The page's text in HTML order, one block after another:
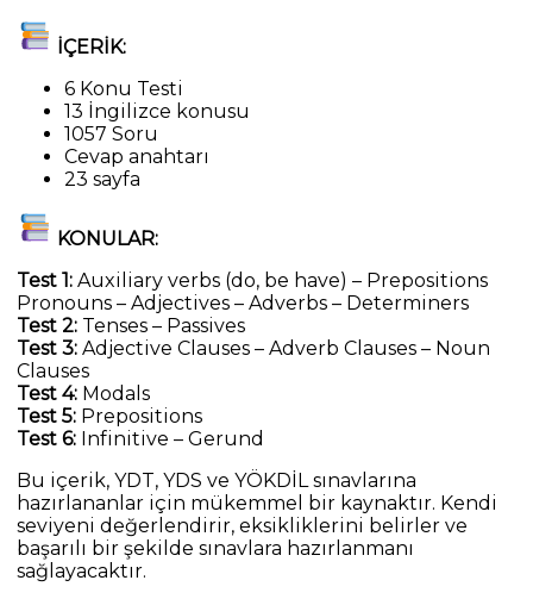
İÇERİK:
6 Konu Testi
13 İngilizce konusu
1057 Soru
Cevap anahtarı
23 sayfa
KONULAR:
Test 1:Auxiliary verbs (do, be have) – Prepositions
Pronouns – Adjectives – Adverbs – Determiners
Test 2: Tenses – Passives
Test 3:Adjective Clauses – Adverb Clauses – Noun
Clauses
Test 4: Modals
Test 5: Prepositions
Test 6: Infinitive – Gerund
Bu içerik, YDT, YDS ve YÖKDİL sınavlarına
hazırlananlar için mükemmel bir kaynaktır. Kendi
seviyeni değerlendirir, eksikliklerini belirler ve
başarılı bir şekilde sınavlara hazırlanmanı
sağlayacaktır.